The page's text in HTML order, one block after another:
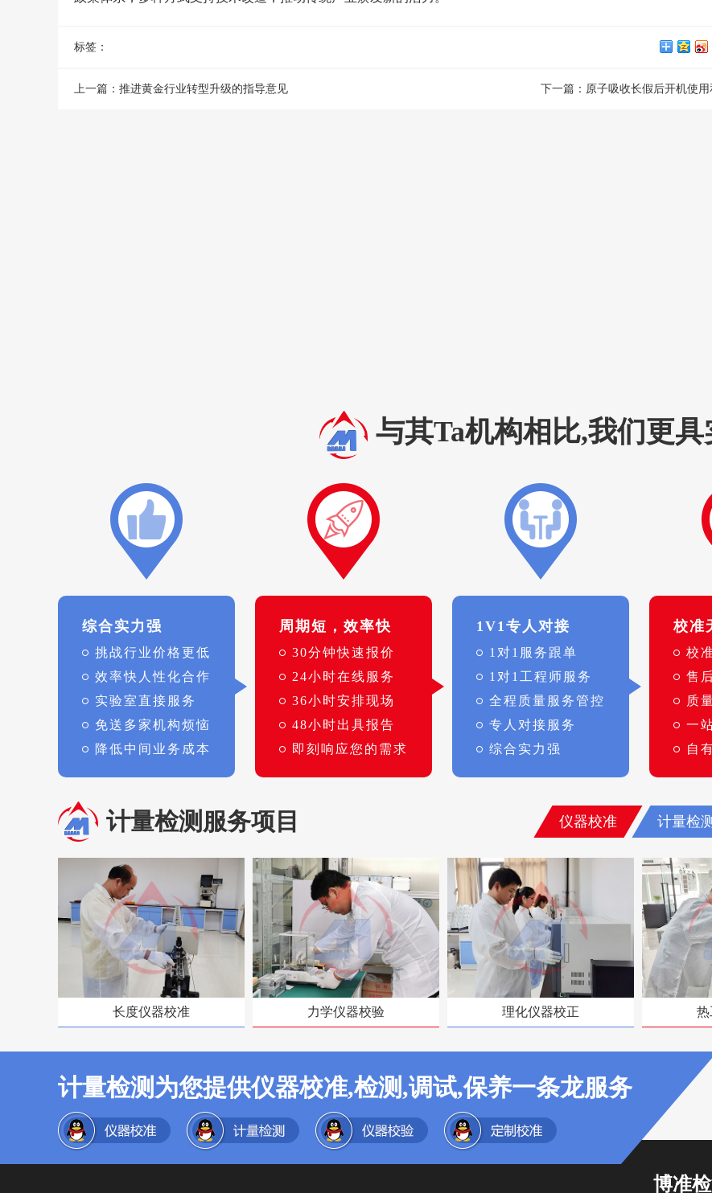
标签：
上一篇： 推进黄金行业转型升级的指导意见 下一篇： 原子吸收长假后开机使
与其Ta机构相比,我们更具
综合实力强
挑战行业价格更低
效率快人性化合作
实验室直接服务
免送多家机构烦恼
降低中间业务成本
周期短，效率快
30分钟快速报价
24小时在线服务
36小时安排现场
48小时出具报告
即刻响应您的需求
1V1专人对接
1对1服务跟单
1对1工程师服务
全程质量服务管控
专人对接服务
综合实力强
校准
校
售
质
一
自
计量检测服务项目 仪器校准 计量检测
长度仪器校准 力学仪器校验 理化仪器校正 热
计量检测为您提供仪器校准,检测,调试,保养一条龙服务
博准